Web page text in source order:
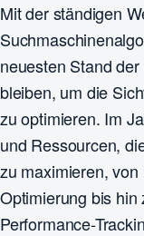
Mit der ständigen
neuesten Stand der
bleiben, um die
zu optimieren. Im
und Ressourcen,
zu maximieren, von
Optimierung bis hin
Performance-